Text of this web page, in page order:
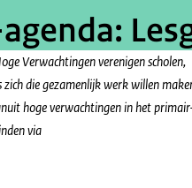
Verwachtingen verenigen scholen,
die gezamenlijk werk willen
hoge verwachtingen in het
via